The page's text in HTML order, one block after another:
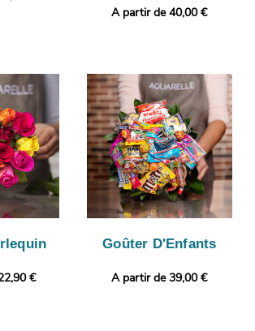
A partir de 40,00 €
€
Goûter D'Enfants
A partir de 39,00 €